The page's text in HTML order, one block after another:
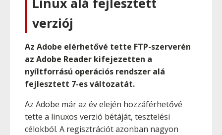
verziój
Az Adobe elérhetővé tette FTP-szerverén
az Adobe Reader kifejezetten a
nyíltforrású operációs rendszer alá
fejlesztett 7-es változatát.
Az Adobe már az év elején hozzáférhetővé
tette a linuxos verzió bétáját, tesztelési
célokból. A regisztrációt azonban nagyon